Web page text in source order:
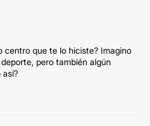
centro que te lo hiciste? Imagino
pero también algún
así?